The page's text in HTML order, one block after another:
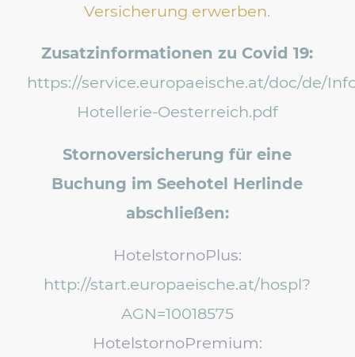
Versicherung erwerben.
Zusatzinformationen zu Covid 19:
https://service.europaeische.at/doc/de/
Hotellerie-Oesterreich.pdf
Stornoversicherung für eine
Buchung im Seehotel Herlinde
abschließen:
HotelstornoPlus:
http://start.europaeische.at/hospl?
AGN=10018575
HotelstornoPremium: